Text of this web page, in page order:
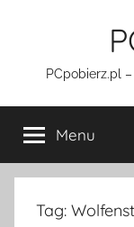
PCpobierz.pl
Menu
Tag: